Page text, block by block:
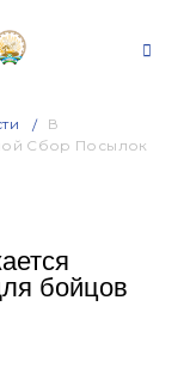
В
Сбор Посылок
бойцов